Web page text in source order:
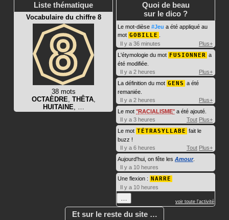
Liste thématique
Vocabulaire du chiffre 8
38 mots
OCTAÈDRE, THÊTA,
HUITAINE, …
Quoi de beau
sur le dico ?
Le mot-dièse #Jeu a été appliqué au
mot GOBILLE
Il y a 36 minutes
Plus+
L'étymologie du mot FUSIONNER a
été modifiée.
Il y a 2 heures
Plus+
La définition du mot GENS a été
remaniée.
Il y a 2 heures
Plus+
Le mot
RACIALISME a été ajouté.
Il y a 3 heures
Tout Plus+
Le mot TÉTRASYLLABE fait le
buzz !
Il y a 6 heures
Tout Plus+
Aujourd'hui, on fête les Amour.
Il y a 10 heures
Une flexion :
NARRE
Il y a 10 heures
… voir toute l'activité
Et sur le reste du site …